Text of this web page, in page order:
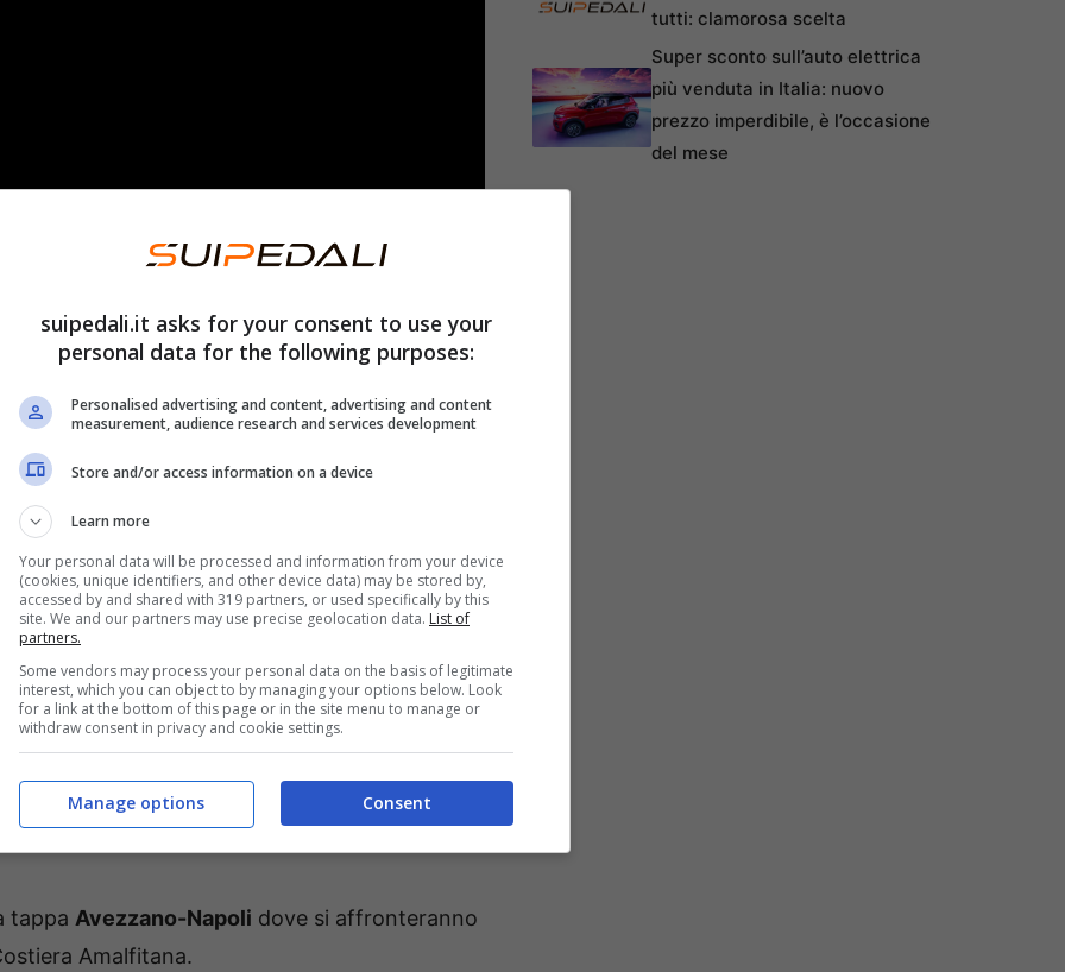
d’Italiaperché già la prima settimana sembra
Già nella frazione introduttiva i corridori
Fossano del terzo giorno che si
finisseur. Attenzione anche al Capo Mele
per le sorti della quarta tappa.
frazione con arrivo aLucca, mentre nella
diStrade Bianche, con lo sterrato che sarà
chilometri di
conclusiva di 14,7 chilometri al 7% di
tappa Avezzano-Napoli dove si affronteranno
Amalfitana.
tutti: clamorosa scelta
Super sconto sull’auto elettrica
più venduta in Italia: nuovo
prezzo imperdibile, è l’occasione
del mese
suipedali.it asks for your consent to use your
personal data for the following purposes:
Personalised advertising and content, advertising and content
measurement, audience research and services development
Store and/or access information on a device
Learn more
Your personal data will be processed and information from your device
(cookies, unique identifiers, and other device data) may be stored by,
accessed by and shared with 319 partners, or used specifically by this
site. We and our partners may use precise geolocation data. List of
partners.
Some vendors may process your personal data on the basis of legitimate
interest, which you can object to by managing your options below. Look
for a link at the bottom of this page or in the site menu to manage or
withdraw consent in privacy and cookie settings.
Consent
Manage options